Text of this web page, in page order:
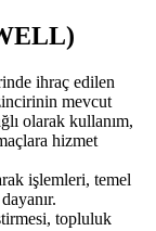
ihraç edilen
mevcut
olarak kullanım,
hizmet
işlemleri, temel
topluluk